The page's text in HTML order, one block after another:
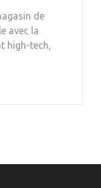
de
avec la
high-tech,